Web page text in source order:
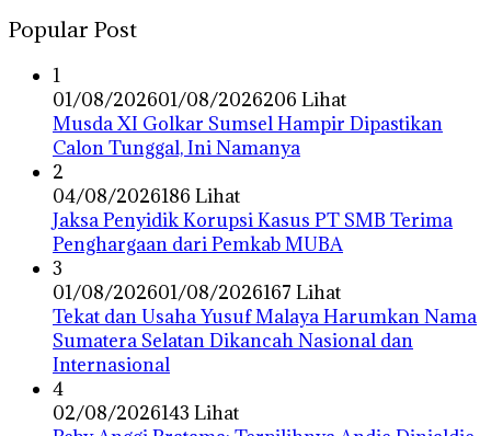
Popular Post
1
01/08/202601/08/2026206 Lihat
Musda XI Golkar Sumsel Hampir Dipastikan
Calon Tunggal, Ini Namanya
2
04/08/2026186 Lihat
Jaksa Penyidik Korupsi Kasus PT SMB Terima
Penghargaan dari Pemkab MUBA
3
01/08/202601/08/2026167 Lihat
Tekat dan Usaha Yusuf Malaya Harumkan Nama
Sumatera Selatan Dikancah Nasional dan
Internasional
4
02/08/2026143 Lihat